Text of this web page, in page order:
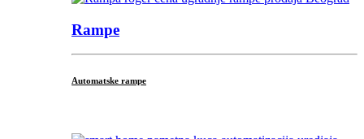
Rampe
Automatske rampe